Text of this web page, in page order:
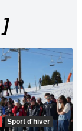
]
Sport d'hiver